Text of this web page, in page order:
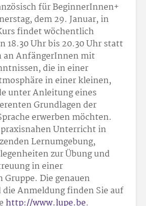
für BeginnerInnen+
dem 29. Januar, in
findet wöchentlich
18.30 Uhr bis 20.30 Uhr statt
an AnfängerInnen mit
die in einer
in einer kleinen,
unter Anleitung eines
Grundlagen der
erwerben möchten.
Unterricht in
Lernumgebung,
zur Übung und
in einer
Gruppe. Die genauen
die Anmeldung finden Sie auf
http://www.lupe.be.